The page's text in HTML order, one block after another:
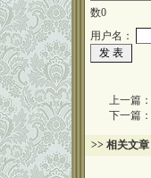
数0
用户名：
上一篇：
下一篇：
>> 相关文章